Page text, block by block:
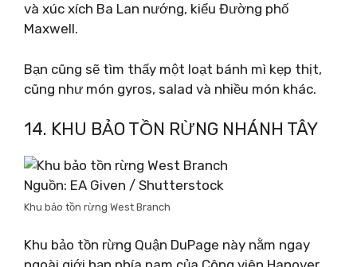
và xúc xích Ba Lan nướng, kiểu Đường phố
Maxwell.
Bạn cũng sẽ tìm thấy một loạt bánh mì kẹp thịt,
cũng như món gyros, salad và nhiều món khác.
14. KHU BẢO TỒN RỪNG NHÁNH TÂY
Nguồn: EA Given / Shutterstock
Khu bảo tồn rừng West Branch
Khu bảo tồn rừng Quận DuPage này nằm ngay